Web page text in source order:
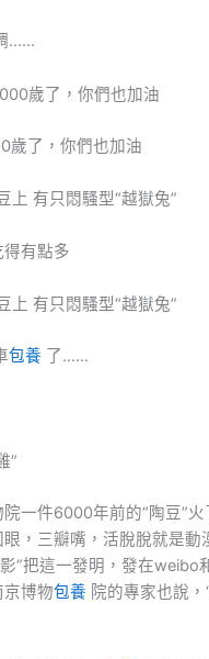
……
歲了，你們也加油
有點多
包養 了……
”
一件6000年前的“陶豆”
眼，三瓣嘴，活脫脫就是動
”把這一發明，發在weibo
京博物包養 院的專家也說